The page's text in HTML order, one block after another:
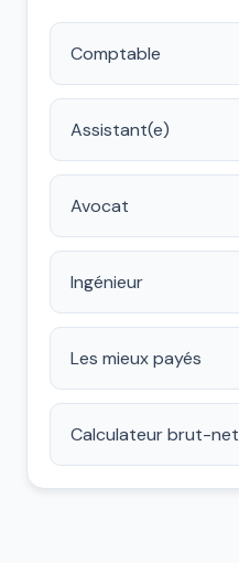
Comptable
Assistant(e)
Avocat
Ingénieur
Les mieux payés
Calculateur brut-net